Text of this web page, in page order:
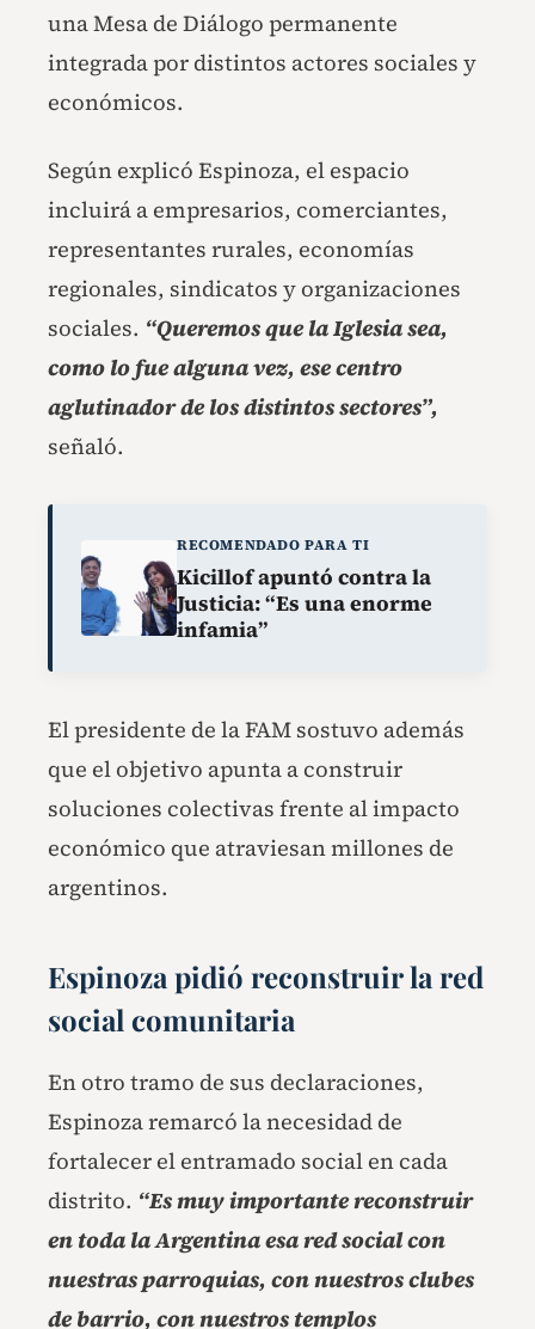
una Mesa de Diálogo permanente
integrada por distintos actores sociales y
económicos.
Según explicó Espinoza, el espacio
incluirá a empresarios, comerciantes,
representantes rurales, economías
regionales, sindicatos y organizaciones
sociales. “Queremos que la Iglesia sea,
como lo fue alguna vez, ese centro
aglutinador de los distintos sectores”,
señaló.
RECOMENDADO PARA TI
Kicillof apuntó contra la
Justicia: “Es una enorme
infamia”
El presidente de la FAM sostuvo además
que el objetivo apunta a construir
soluciones colectivas frente al impacto
económico que atraviesan millones de
argentinos.
Espinoza pidió reconstruir la red
social comunitaria
En otro tramo de sus declaraciones,
Espinoza remarcó la necesidad de
fortalecer el entramado social en cada
distrito. “Es muy importante reconstruir
en toda la Argentina esa red social con
nuestras parroquias, con nuestros clubes
de barrio, con nuestros templos